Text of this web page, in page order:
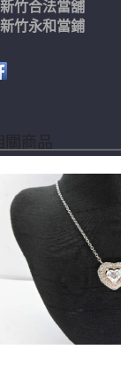
竹合法當舖
竹永和當鋪
關商品